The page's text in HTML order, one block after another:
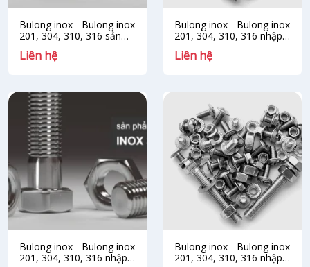
Bulong inox - Bulong inox
201, 304, 310, 316 sản
Liên hệ
Bulong inox - Bulong inox
201, 304, 310, 316 nhập
Liên hệ
Bulong inox - Bulong inox
201, 304, 310, 316 nhập
Bulong inox - Bulong inox
201, 304, 310, 316 nhập